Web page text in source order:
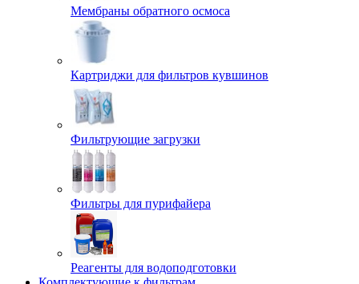
Мембраны обратного осмоса
Картриджи для фильтров кувшинов
Фильтрующие загрузки
Фильтры для пурифайера
Реагенты для водоподготовки